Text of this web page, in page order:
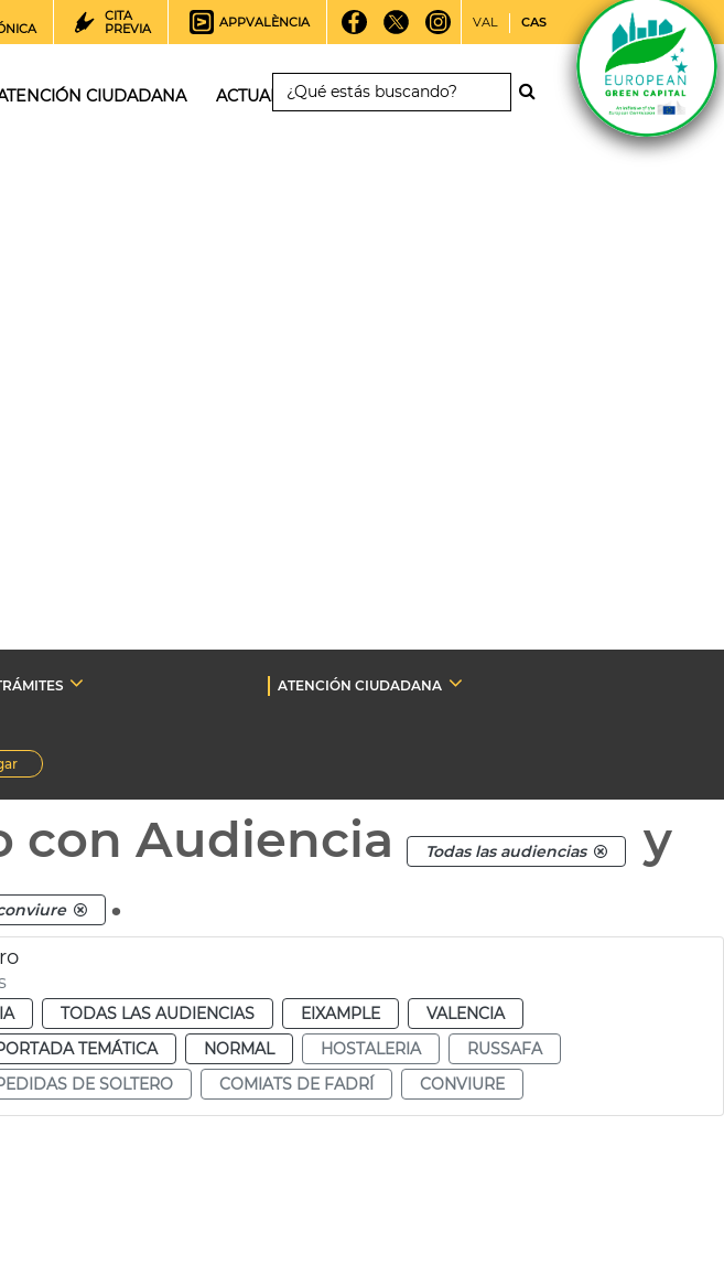
CITA
PREVIA
APPVALÈNCIA VAL CAS
CIUDADANA ACTUALIDAD
ATENCIÓN CIUDADANA
con Audiencia Todas las audiencias
y
.
TODAS LAS AUDIENCIAS EIXAMPLE
VALENCIA
TEMÁTICA NORMAL HOSTALERIA
RUSSAFA
DE SOLTERO COMIATS DE FADRÍ CONVIURE